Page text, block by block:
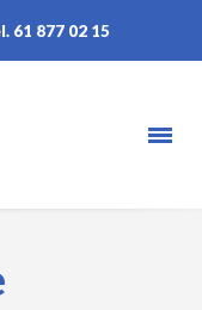
61 877 02 15